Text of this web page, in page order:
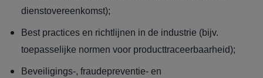
dienstovereenkomst);
Best practices en richtlijnen in de industrie (bijv.
toepasselijke normen voor producttraceerbaarheid);
Beveiligings-, fraudepreventie- en